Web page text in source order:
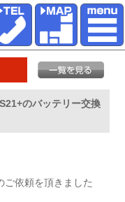
のバッテリー交換
ご依頼を頂きました